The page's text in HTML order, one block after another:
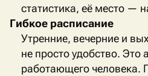
статистика, её место —
Гибкое расписание
Утренние, вечерние и
не просто удобство. Это
работающего человека.